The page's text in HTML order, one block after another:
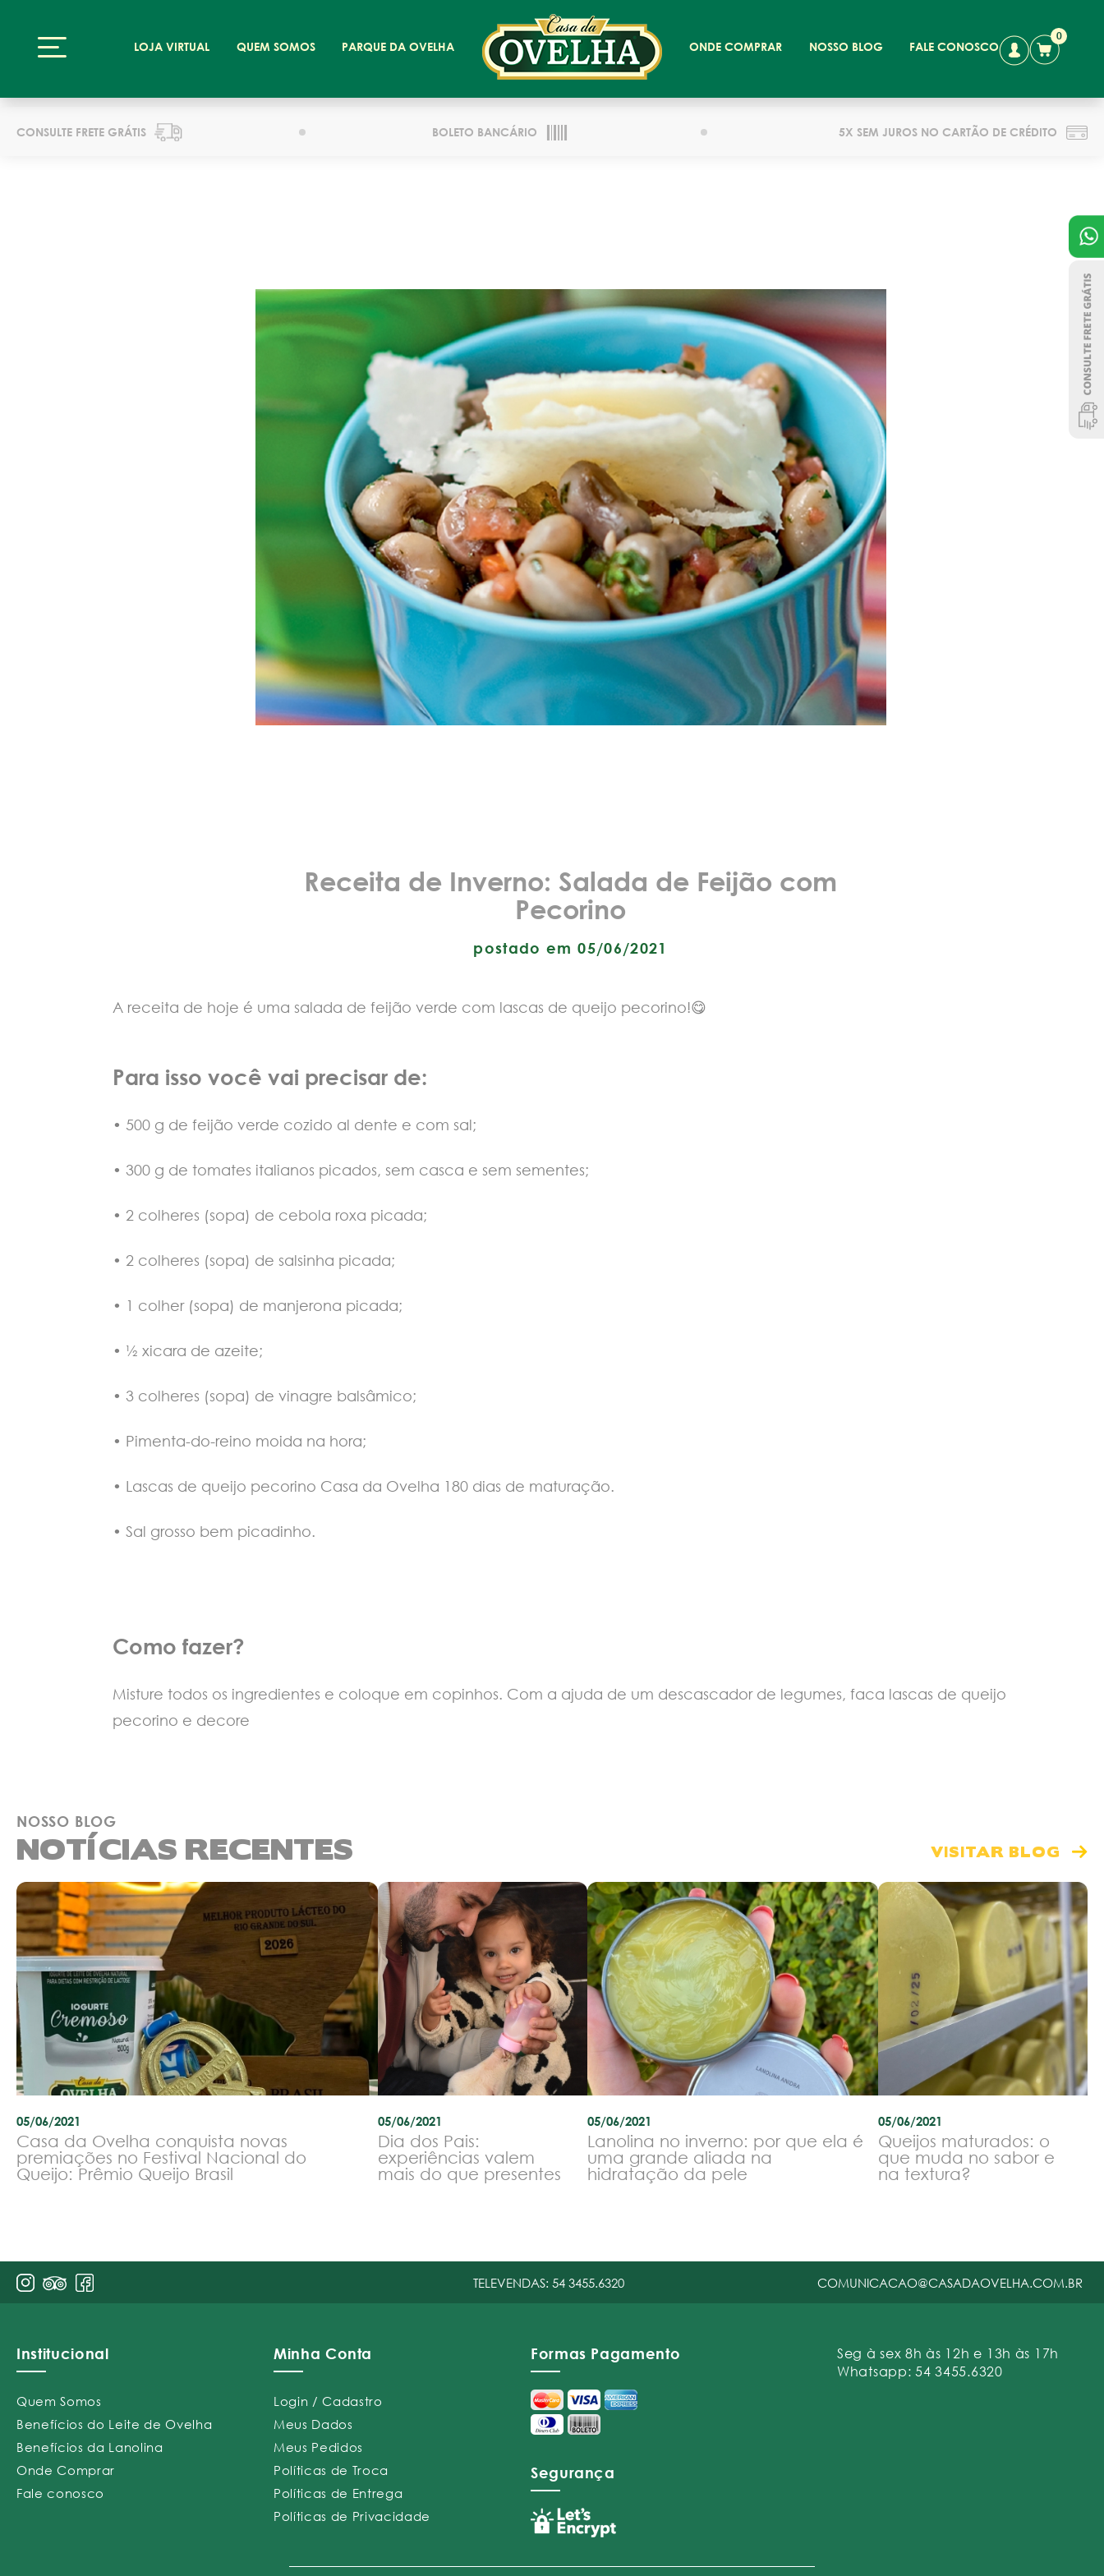
0
LOJA VIRTUAL QUEM SOMOS PARQUE DA OVELHA ONDE COMPRAR NOSSO BLOG FALE CONOSCO
CONSULTE FRETE GRÁTIS BOLETO BANCÁRIO 5X SEM JUROS NO CARTÃO DE CRÉDITO
Receita de Inverno: Salada de Feijão com
Pecorino
postado em 05/06/2021
A receita de hoje é uma salada de feijão verde com lascas de queijo pecorino!😋
Para isso você vai precisar de:
• 500 g de feijão verde cozido al dente e com sal;
• 300 g de tomates italianos picados, sem casca e sem sementes;
• 2 colheres (sopa) de cebola roxa picada;
• 2 colheres (sopa) de salsinha picada;
• 1 colher (sopa) de manjerona picada;
• ½ xicara de azeite;
• 3 colheres (sopa) de vinagre balsâmico;
• Pimenta-do-reino moida na hora;
• Lascas de queijo pecorino Casa da Ovelha 180 dias de maturação.
• Sal grosso bem picadinho.
Como fazer?
Misture todos os ingredientes e coloque em copinhos. Com a ajuda de um descascador de legumes, faca lascas de queijo
pecorino e decore
NOSSO BLOG
NOTÍCIAS RECENTES VISITAR BLOG
05/06/2021
Casa da Ovelha conquista novas
premiações no Festival Nacional do
Queijo: Prêmio Queijo Brasil
05/06/2021
Dia dos Pais:
experiências valem
mais do que presentes
05/06/2021
Lanolina no inverno: por que ela é
uma grande aliada na
hidratação da pele
05/06/2021
Queijos maturados: o
que muda no sabor e
na textura?
TELEVENDAS: 54 3455.6320 COMUNICACAO@CASADAOVELHA.COM.BR
Institucional
Quem Somos
Benefícios do Leite de Ovelha
Benefícios da Lanolina
Onde Comprar
Fale conosco
Minha Conta
Login / Cadastro
Meus Dados
Meus Pedidos
Políticas de Troca
Políticas de Entrega
Políticas de Privacidade
Formas Pagamento
Segurança
Seg à sex 8h às 12h e 13h às 17h
Whatsapp: 54 3455.6320